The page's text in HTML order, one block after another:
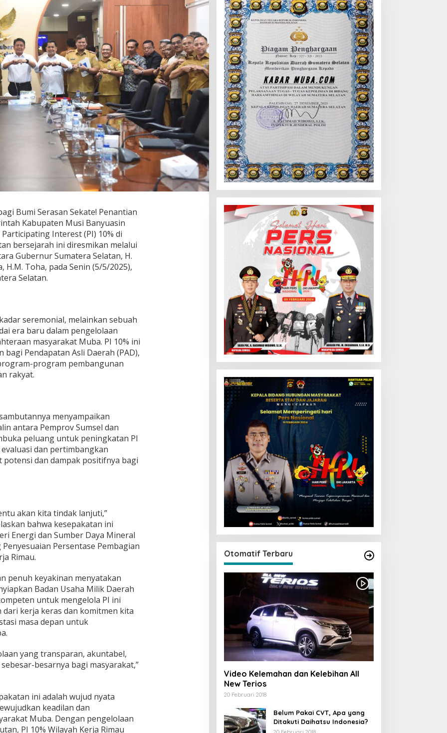
Bumi Serasan Sekate! Penantian
Kabupaten Musi Banyuasin
Interest (PI) 10% di
bersejarah ini diresmikan melalui
Gubernur Sumatera Selatan, H.
Toha, pada Senin (5/5/2025),
Selatan.
seremonial, melainkan sebuah
era baru dalam pengelolaan
masyarakat Muba. PI 10% ini
Pendapatan Asli Daerah (PAD),
program pembangunan
rakyat.
menyampaikan
antara Pemprov Sumsel dan
peluang untuk peningkatan PI
dan pertimbangkan
dan dampak positifnya bagi
akan kita tindak lanjuti,”
bahwa kesepakatan ini
Energi dan Sumber Daya Mineral
Persentase Pembagian
Rimau.
penuh keyakinan menyatakan
Badan Usaha Milik Daerah
untuk mengelola PI ini
dari kerja keras dan komitmen kita
masa depan untuk
yang transparan, akuntabel,
besarnya bagi masyarakat,”
ini adalah wujud nyata
keadilan dan
Muba. Dengan pengelolaan
PI 10% Wilayah Kerja Rimau
Otomatif Terbaru
Video Kelemahan dan Kelebihan All
New Terios
20 Februari 2018
Belum Pakai CVT, Apa yang
Ditakuti Daihatsu Indonesia?